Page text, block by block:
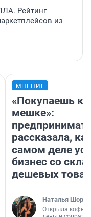
Рейтинг
из
МНЕНИЕ
«Покупаешь
мешке»:
рассказала,
самом деле
бизнес со
дешевых
Наталья
Открыла